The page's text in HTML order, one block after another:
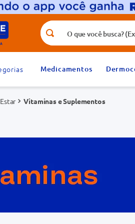
O que você busca? (Ex.: vitamina,
medicamento
5 º dipirona
9º protetor solar
Medicamentos
Vitaminas e Suplementos